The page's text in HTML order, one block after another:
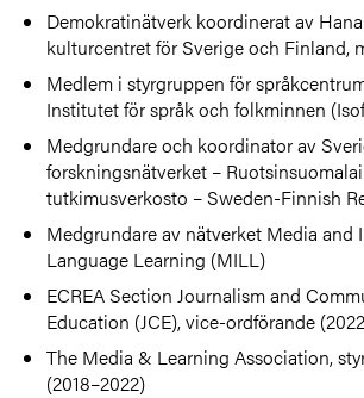
Demokratinätverk koordinerat av
kulturcentret för Sverige och Finland,
Medlem i styrgruppen för
Institutet för språk och folkminnen
Medgrundare och koordinator av
forskningsnätverket –
tutkimusverkosto – Sweden-Finnish
Medgrundare av nätverket Media and
Language Learning (MILL)
ECREA Section Journalism and
Education (JCE), vice-ordförande
The Media & Learning Association,
(2018–2022)